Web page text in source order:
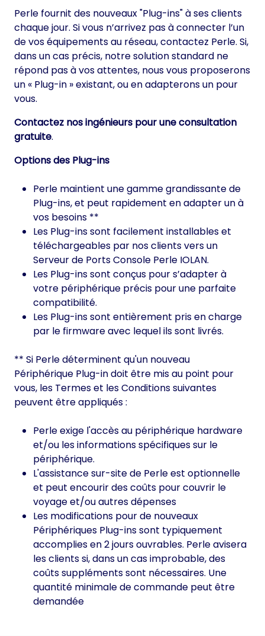
Perle fournit des nouveaux "Plug-ins" à ses clients
chaque jour. Si vous n’arrivez pas à connecter l’un
de vos équipements au réseau, contactez Perle. Si,
dans un cas précis, notre solution standard ne
répond pas à vos attentes, nous vous proposerons
un « Plug-in » existant, ou en adapterons un pour
vous.
Contactez nos ingénieurs pour une consultation
gratuite.
Options des Plug-ins
Perle maintient une gamme grandissante de
Plug-ins, et peut rapidement en adapter un à
vos besoins **
Les Plug-ins sont facilement installables et
téléchargeables par nos clients vers un
Serveur de Ports Console Perle IOLAN.
Les Plug-ins sont conçus pour s’adapter à
votre périphérique précis pour une parfaite
compatibilité.
Les Plug-ins sont entièrement pris en charge
par le firmware avec lequel ils sont livrés.
** Si Perle déterminent qu'un nouveau
Périphérique Plug-in doit être mis au point pour
vous, les Termes et les Conditions suivantes
peuvent être appliqués :
Perle exige l'accès au périphérique hardware
et/ou les informations spécifiques sur le
périphérique.
L'assistance sur-site de Perle est optionnelle
et peut encourir des coûts pour couvrir le
voyage et/ou autres dépenses
Les modifications pour de nouveaux
Périphériques Plug-ins sont typiquement
accomplies en 2 jours ouvrables. Perle avisera
les clients si, dans un cas improbable, des
coûts suppléments sont nécessaires. Une
quantité minimale de commande peut être
demandée